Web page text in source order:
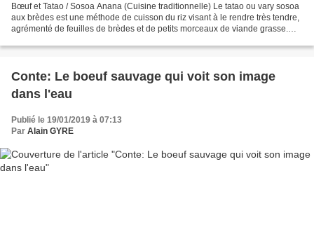
Bœuf et Tatao / Sosoa Anana (Cuisine traditionnelle) Le tatao ou vary sosoa
aux brèdes est une méthode de cuisson du riz visant à le rendre très tendre,
agrémenté de feuilles de brèdes et de petits morceaux de viande grasse.
Conte: Le boeuf sauvage qui voit son image
dans l'eau
Publié le 19/01/2019 à 07:13
Par Alain GYRE